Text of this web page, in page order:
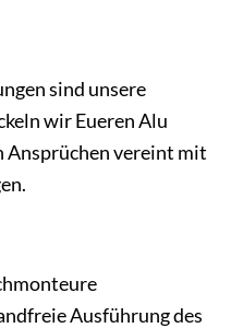
sind unsere
wir Eueren Alu
Ansprüchen vereint mit
Ausführung des